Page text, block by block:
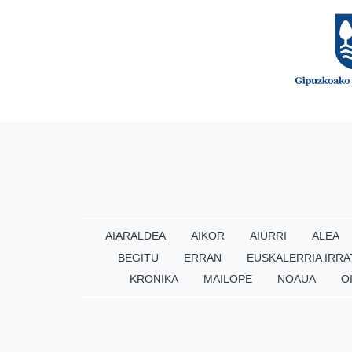
AIARALDEA AIKOR AIURRI ALEA
BEGITU
ERRAN EUSKALERRIA
KRONIKA
MAILOPE NOAUA